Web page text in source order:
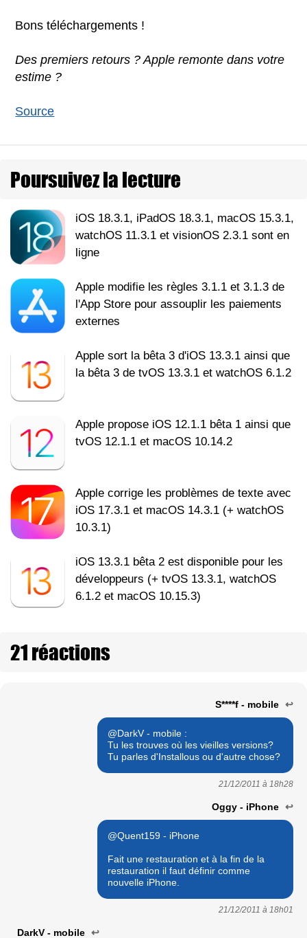
Bons téléchargements !
Des premiers retours ? Apple remonte dans votre
estime ?
Source
Poursuivez la lecture
iOS 18.3.1, iPadOS 18.3.1, macOS 15.3.1,
watchOS 11.3.1 et visionOS 2.3.1 sont en
ligne
Apple modifie les règles 3.1.1 et 3.1.3 de
l'App Store pour assouplir les paiements
externes
Apple sort la bêta 3 d'iOS 13.3.1 ainsi que
la bêta 3 de tvOS 13.3.1 et watchOS 6.1.2
Apple propose iOS 12.1.1 bêta 1 ainsi que
tvOS 12.1.1 et macOS 10.14.2
Apple corrige les problèmes de texte avec
iOS 17.3.1 et macOS 14.3.1 (+ watchOS
10.3.1)
iOS 13.3.1 bêta 2 est disponible pour les
développeurs (+ tvOS 13.3.1, watchOS
6.1.2 et macOS 10.15.3)
21 réactions
S****f - mobile ↩
@DarkV - mobile :
Tu les trouves où les vieilles versions?
Tu parles d'Installous ou d'autre chose?
21/12/2011 à 18h28
Oggy - iPhone ↩
@Quent159 - iPhone
Fait une restauration et à la fin de la
restauration il faut définir comme
nouvelle iPhone.
21/12/2011 à 18h01
DarkV - mobile ↩